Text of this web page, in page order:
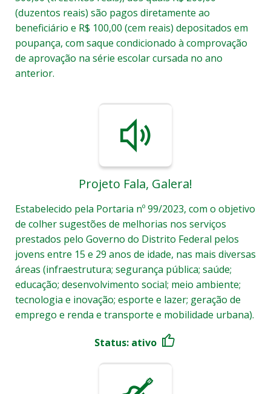
(duzentos reais) são pagos diretamente ao
beneficiário e R$ 100,00 (cem reais) depositados em
poupança, com saque condicionado à comprovação
de aprovação na série escolar cursada no ano
anterior.
Projeto Fala, Galera!
Estabelecido pela Portaria nº 99/2023, com o objetivo
de colher sugestões de melhorias nos serviços
prestados pelo Governo do Distrito Federal pelos
jovens entre 15 e 29 anos de idade, nas mais diversas
áreas (infraestrutura; segurança pública; saúde;
educação; desenvolvimento social; meio ambiente;
tecnologia e inovação; esporte e lazer; geração de
emprego e renda e transporte e mobilidade urbana).
Status: ativo